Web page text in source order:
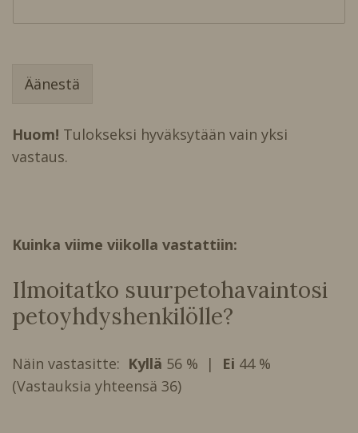
i
a
n
a
j
-
o
i
k
u
s
Äänestä
Huom! Tulokseksi hyväksytään vain yksi
vastaus.
Kuinka viime viikolla vastattiin:
Ilmoitatko suurpetohavaintosi
petoyhdyshenkilölle?
Näin vastasitte: Kyllä 56 % | Ei 44 %
(Vastauksia yhteensä 36)